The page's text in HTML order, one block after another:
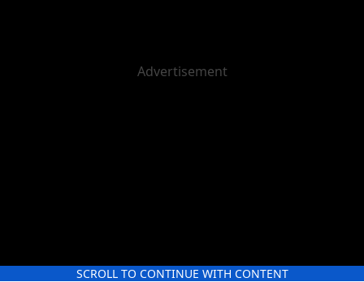
SCROLL TO CONTINUE WITH CONTENT